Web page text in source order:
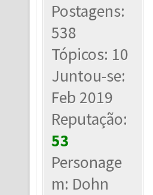
Postagens:
538
Tópicos: 10
Juntou-se:
Feb 2019
Reputação:
53
Personage
m: Dohn